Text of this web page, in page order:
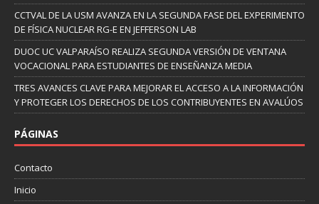
CCTVAL DE LA USM AVANZA EN LA SEGUNDA FASE DEL EXPERIMENTO
DE FÍSICA NUCLEAR RG-E EN JEFFERSON LAB
DUOC UC VALPARAÍSO REALIZA SEGUNDA VERSIÓN DE VENTANA
VOCACIONAL PARA ESTUDIANTES DE ENSEÑANZA MEDIA
TRES AVANCES CLAVE PARA MEJORAR EL ACCESO A LA INFORMACIÓN
Y PROTEGER LOS DERECHOS DE LOS CONTRIBUYENTES EN AVALÚOS
PÁGINAS
Contacto
Inicio